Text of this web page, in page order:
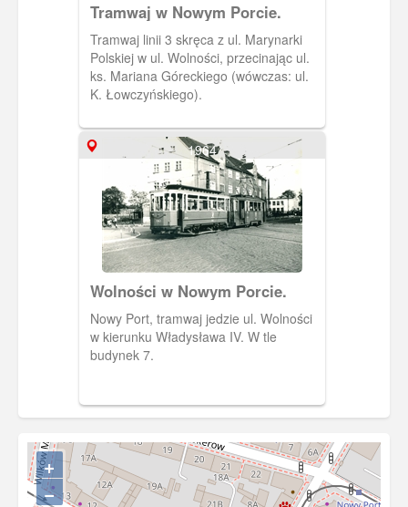
Tramwaj w Nowym Porcie.
Tramwaj linii 3 skręca z ul. Marynarki
Polskiej w ul. Wolności, przecinając ul.
ks. Mariana Góreckiego (wówczas: ul.
K. Łowczyńskiego).
1964
Wolności w Nowym Porcie.
Nowy Port, tramwaj jedzie ul. Wolności
w kierunku Władysława IV. W tle
budynek 7.
+
−